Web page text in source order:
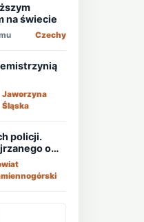
na świecie
Czechy
Jaworzyna
Śląska
policji.
o